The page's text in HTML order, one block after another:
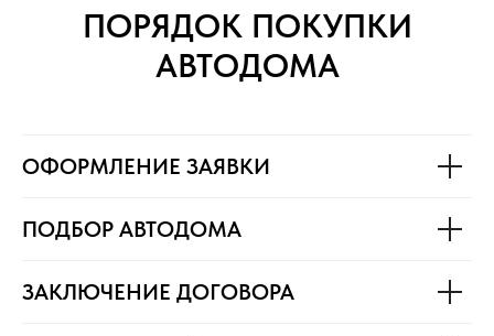
ПОРЯДОК ПОКУПКИ
АВТОДОМА
ОФОРМЛЕНИЕ ЗАЯВКИ
ПОДБОР АВТОДОМА
ЗАКЛЮЧЕНИЕ ДОГОВОРА